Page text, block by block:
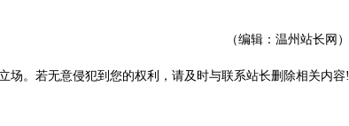
（编辑：温州站长网）
场。若无意侵犯到您的权利，请及时与联系站长删除相关内容!